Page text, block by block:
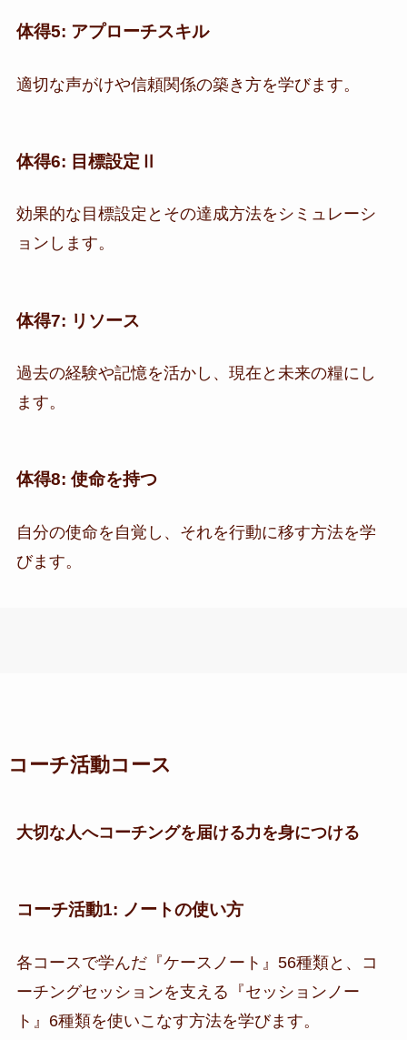
体得5: アプローチスキル
適切な声がけや信頼関係の築き方を学びます。
体得6: 目標設定Ⅱ
効果的な目標設定とその達成方法をシミュレーシ
ョンします。
体得7: リソース
過去の経験や記憶を活かし、現在と未来の糧にし
ます。
体得8: 使命を持つ
自分の使命を自覚し、それを行動に移す方法を学
びます。
コーチ活動コース
大切な人へコーチングを届ける力を身につける
コーチ活動1: ノートの使い方
各コースで学んだ『ケースノート』56種類と、コ
ーチングセッションを支える『セッションノー
ト』6種類を使いこなす方法を学びます。